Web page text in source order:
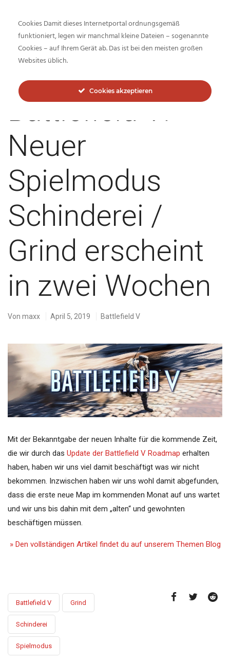
Inside-Network.net
Battlefield V:
Neuer
Spielmodus
Schinderei /
Grind erscheint
in zwei Wochen
Von maxx April 5, 2019 Battlefield V
Mit der Bekanntgabe der neuen Inhalte für die kommende Zeit,
die wir durch das Update der Battlefield V Roadmap erhalten
haben, haben wir uns viel damit beschäftigt was wir nicht
bekommen. Inzwischen haben wir uns wohl damit abgefunden,
dass die erste neue Map im kommenden Monat auf uns wartet
und wir uns bis dahin mit dem „alten“ und gewohnten
beschäftigen müssen.
» Den vollständigen Artikel findet du auf unserem Themen Blog
Battlefield V Grind
Schinderei
Spielmodus
Cookies Damit dieses Internetportal ordnungsgemäß
funktioniert, legen wir manchmal kleine Dateien – sogenannte
Cookies – auf Ihrem Gerät ab. Das ist bei den meisten großen
Websites üblich.
Cookies akzeptieren